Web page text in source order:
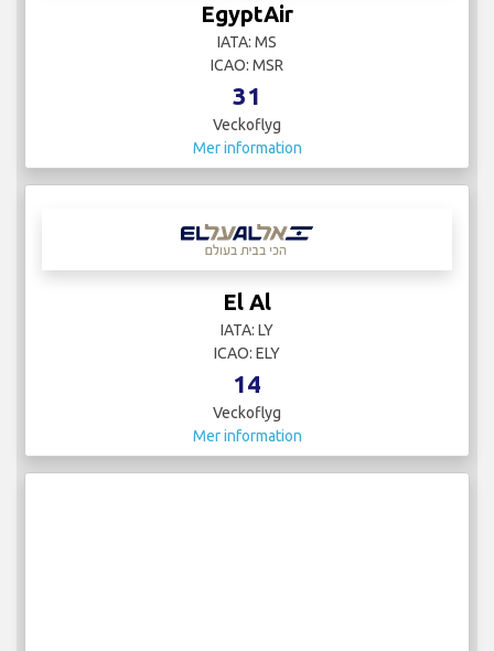
EgyptAir
IATA: MS
ICAO: MSR
31
Veckoflyg
Mer information
El Al
IATA: LY
ICAO: ELY
14
Veckoflyg
Mer information